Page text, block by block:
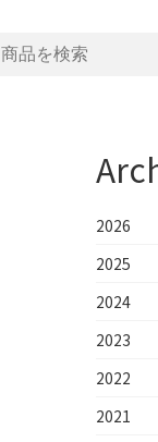
2026
2025
2024
2023
2022
2021